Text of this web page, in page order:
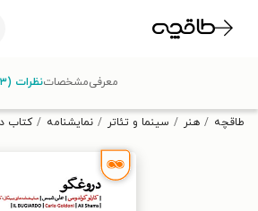
تخفیف از طاقچه دریافت
طاقچه هنر سینما و تئاتر نمایشنامه کتاب
معرفیمشخصاتنظرات (۳)